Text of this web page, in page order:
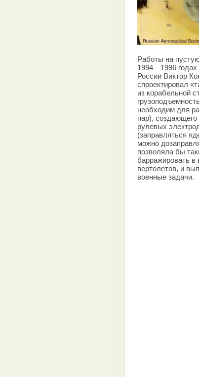
Работы на
1994—1996 годах
России Виктор
спроектировал
из корабельной
необходим для
пар),
рулевых
(заправляться
можно
позволяла бы
барражировать
вертолетов, и
военные задачи.